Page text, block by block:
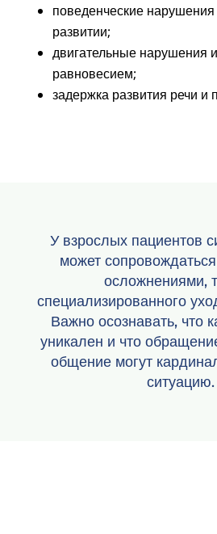
поведенческие
развитии;
двигательные нарушения
равновесием;
задержка развития речи и
У взрослых пациентов
может
осложнениями,
специализированного
Важно осознавать, что
уникален и что
общение могут
ситуацию.